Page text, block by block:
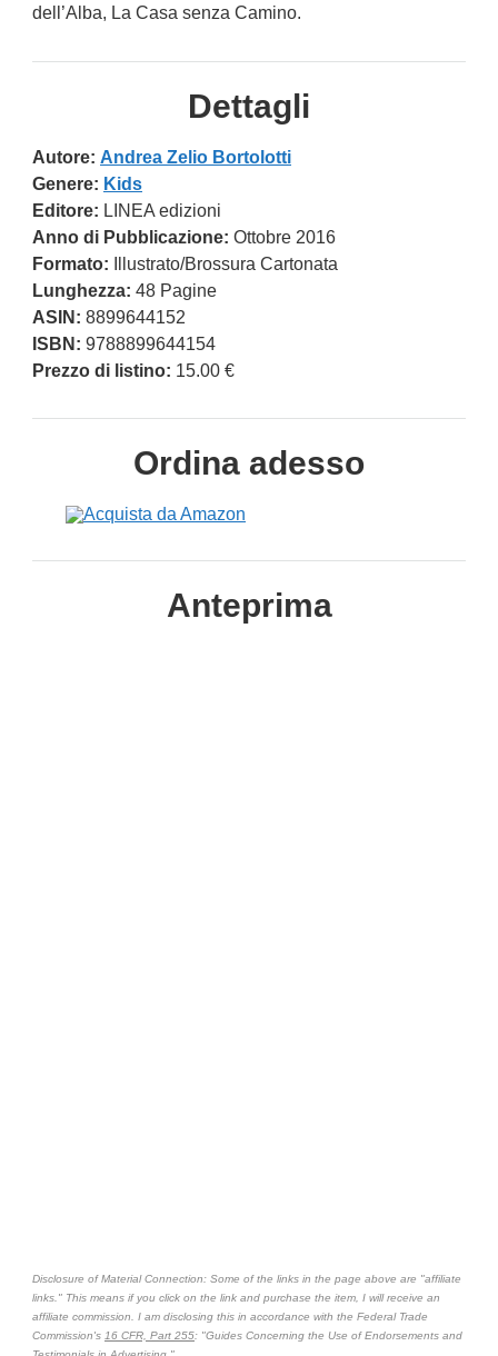
dell’Alba, La Casa senza Camino.
Dettagli
Autore: Andrea Zelio Bortolotti
Genere: Kids
Editore: LINEA edizioni
Anno di Pubblicazione: Ottobre 2016
Formato: Illustrato/Brossura Cartonata
Lunghezza: 48 Pagine
ASIN: 8899644152
ISBN: 9788899644154
Prezzo di listino: 15.00 €
Ordina adesso
Anteprima
Disclosure of Material Connection: Some of the links in the page above are "affiliate
links." This means if you click on the link and purchase the item, I will receive an
affiliate commission. I am disclosing this in accordance with the Federal Trade
Commission's 16 CFR, Part 255: "Guides Concerning the Use of Endorsements and